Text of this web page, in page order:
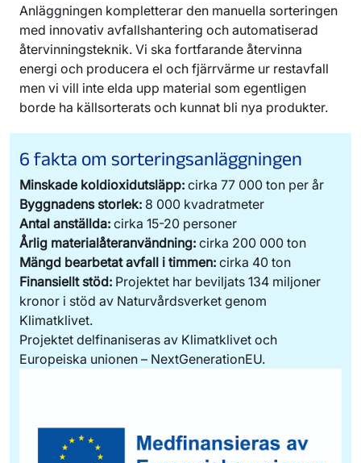
Anläggningen kompletterar den manuella sorteringen
med innovativ avfallshantering och automatiserad
återvinningsteknik. Vi ska fortfarande återvinna
energi och producera el och fjärrvärme ur restavfall
men vi vill inte elda upp material som egentligen
borde ha källsorterats och kunnat bli nya produkter.
6 fakta om sorteringsanläggningen
Minskade koldioxidutsläpp: cirka 77 000 ton per år
Byggnadens storlek: 8 000 kvadratmeter
Antal anställda: cirka 15-20 personer
Årlig materialåteranvändning: cirka 200 000 ton
Mängd bearbetat avfall i timmen: cirka 40 ton
Finansiellt stöd: Projektet har beviljats 134 miljoner
kronor i stöd av Naturvårdsverket genom
Klimatklivet.
Projektet delfinaniseras av Klimatklivet och
Europeiska unionen – NextGenerationEU.